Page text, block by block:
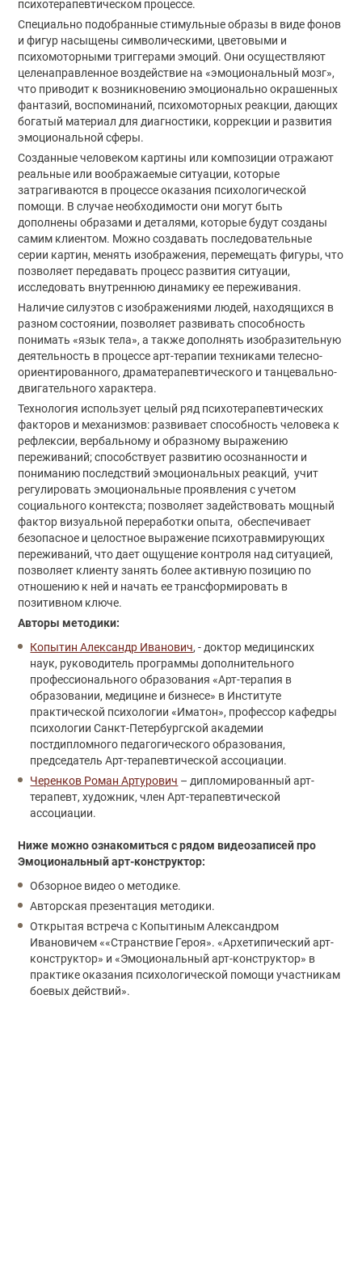
психотерапевтическом процессе.
Специально подобранные стимульные образы в виде фонов
и фигур насыщены символическими, цветовыми и
психомоторными триггерами эмоций. Они осуществляют
целенаправленное воздействие на «эмоциональный мозг»,
что приводит к возникновению эмоционально окрашенных
фантазий, воспоминаний, психомоторных реакции, дающих
богатый материал для диагностики, коррекции и развития
эмоциональной сферы.
Созданные человеком картины или композиции отражают
реальные или воображаемые ситуации, которые
затрагиваются в процессе оказания психологической
помощи. В случае необходимости они могут быть
дополнены образами и деталями, которые будут созданы
самим клиентом. Можно создавать последовательные
серии картин, менять изображения, перемещать фигуры, что
позволяет передавать процесс развития ситуации,
исследовать внутреннюю динамику ее переживания.
Наличие силуэтов с изображениями людей, находящихся в
разном состоянии, позволяет развивать способность
понимать «язык тела», а также дополнять изобразительную
деятельность в процессе арт-терапии техниками телесно-
ориентированного, драматерапевтического и танцевально-
двигательного характера.
Технология использует целый ряд психотерапевтических
факторов и механизмов: развивает способность человека к
рефлексии, вербальному и образному выражению
переживаний; способствует развитию осознанности и
пониманию последствий эмоциональных реакций, учит
регулировать эмоциональные проявления с учетом
социального контекста; позволяет задействовать мощный
фактор визуальной переработки опыта, обеспечивает
безопасное и целостное выражение психотравмирующих
переживаний, что дает ощущение контроля над ситуацией,
позволяет клиенту занять более активную позицию по
отношению к ней и начать ее трансформировать в
позитивном ключе.
Авторы методики:
Копытин Александр Иванович, - доктор медицинских
наук, руководитель программы дополнительного
профессионального образования «Арт-терапия в
образовании, медицине и бизнесе» в Институте
практической психологии «Иматон», профессор кафедры
психологии Санкт-Петербургской академии
постдипломного педагогического образования,
председатель Арт-терапевтической ассоциации.
Черенков Роман Артурович – дипломированный арт-
терапевт, художник, член Арт-терапевтической
ассоциации.
Ниже можно ознакомиться с рядом видеозаписей про
Эмоциональный арт-конструктор:
Обзорное видео о методике.
Авторская презентация методики.
Открытая встреча с Копытиным Александром
Ивановичем ««Странствие Героя». «Архетипический арт-
конструктор» и «Эмоциональный арт-конструктор» в
практике оказания психологической помощи участникам
боевых действий».